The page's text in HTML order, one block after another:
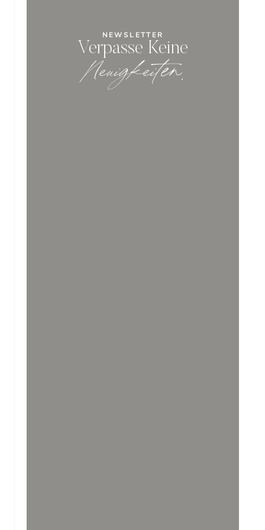
NEWSLETTER
Verpasse Keine
Neuigkeiten.